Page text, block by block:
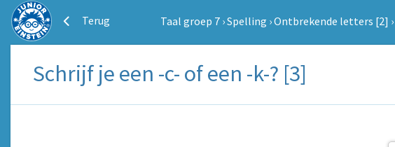
Terug Taal groep 7 ›Spelling ›Ontbrekende letters [2] ›
Schrijf je een -c- of een -k-? [3]